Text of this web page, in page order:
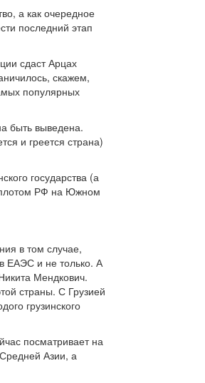
а как очередное
последний этап
сдаст Арцах
скажем,
популярных
быть выведена.
и греется страна)
государства (а
РФ на Южном
в том случае,
ЕАЭС и не только. А
Мендкович.
страны. С Грузией
грузинского
посматривает на
Азии, а